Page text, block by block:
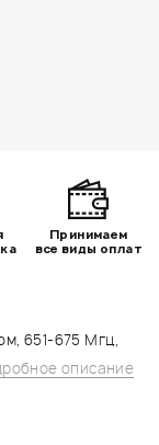
651-675 Мгц,
описание
Принимаем
все виды оплат